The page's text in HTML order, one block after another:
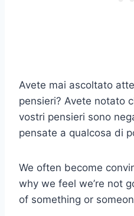
Avete mai ascoltato
pensieri? Avete notato
vostri pensieri sono
pensate a qualcosa di
We often become
why we feel we’re not
of something or